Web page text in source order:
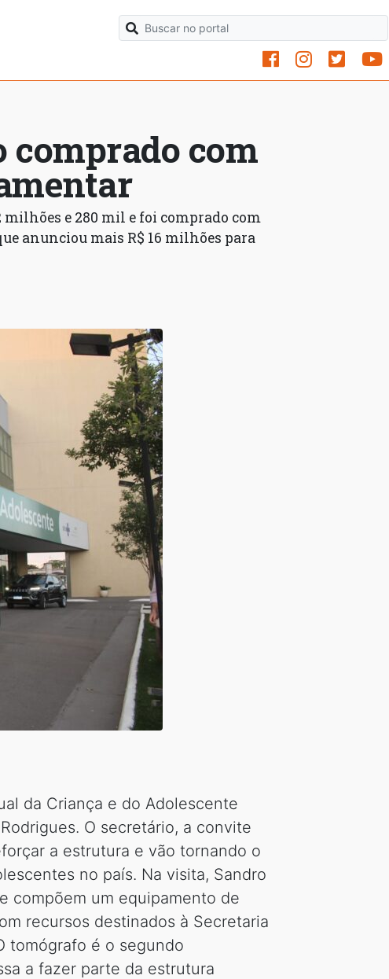
comprado com
e 280 mil e foi comprado com
anunciou mais R$ 16 milhões para
da Criança e do Adolescente
O secretário, a convite
a estrutura e vão tornando o
no país. Na visita, Sandro
compõem um equipamento de
recursos destinados à Secretaria
tomógrafo é o segundo
a fazer parte da estrutura